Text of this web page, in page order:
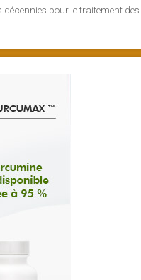
pour le traitement des...